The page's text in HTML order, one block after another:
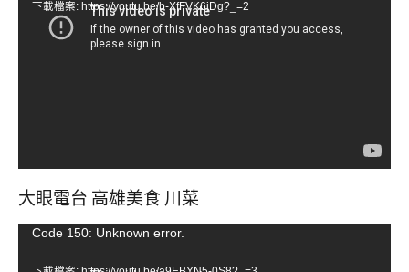
下載檔案: https://youtu.be/b-XfFVK6jDg?_=2
大眼電台 高雄美食 川菜
視Code 150: Unknown error.